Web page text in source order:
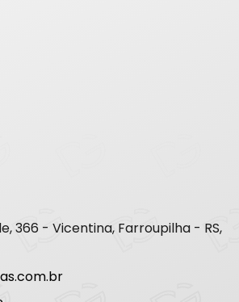
366 - Vicentina, Farroupilha - RS,